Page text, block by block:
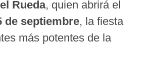
Rueda, quien abrirá el
de septiembre, la fiesta
más potentes de la